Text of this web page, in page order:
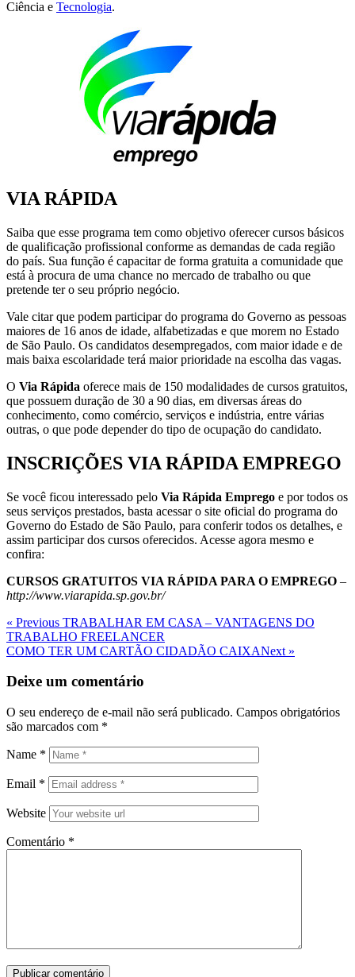
Ciência e Tecnologia.
VIA RÁPIDA
Saiba que esse programa tem como objetivo oferecer cursos básicos
de qualificação profissional conforme as demandas de cada região
do país. Sua função é capacitar de forma gratuita a comunidade que
está à procura de uma chance no mercado de trabalho ou que
pretende ter o seu próprio negócio.
Vale citar que podem participar do programa do Governo as pessoas
maiores de 16 anos de idade, alfabetizadas e que morem no Estado
de São Paulo. Os candidatos desempregados, com maior idade e de
mais baixa escolaridade terá maior prioridade na escolha das vagas.
O Via Rápida oferece mais de 150 modalidades de cursos gratuitos,
que possuem duração de 30 a 90 dias, em diversas áreas do
conhecimento, como comércio, serviços e indústria, entre várias
outras, o que pode depender do tipo de ocupação do candidato.
INSCRIÇÕES VIA RÁPIDA EMPREGO
Se você ficou interessado pelo Via Rápida Emprego e por todos os
seus serviços prestados, basta acessar o site oficial do programa do
Governo do Estado de São Paulo, para conferir todos os detalhes, e
assim participar dos cursos oferecidos. Acesse agora mesmo e
confira:
CURSOS GRATUITOS VIA RÁPIDA PARA O EMPREGO –
http://www.viarapida.sp.gov.br/
Navegação
de
Previous
Post
« Previous TRABALHAR EM CASA – VANTAGENS DO
TRABALHO FREELANCER
Next
COMO TER UM CARTÃO CIDADÃO CAIXANext »
Deixe um comentário
O seu endereço de e-mail não será publicado. Campos obrigatórios
são marcados com *
Name *
Email *
Website
Comentário *